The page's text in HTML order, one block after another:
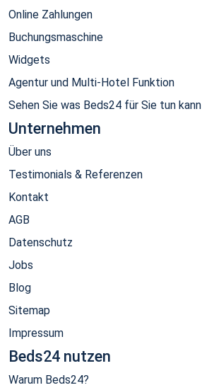
Online Zahlungen
Buchungsmaschine
Widgets
Agentur und Multi-Hotel Funktion
Sehen Sie was Beds24 für Sie tun kann
Unternehmen
Über uns
Testimonials & Referenzen
Kontakt
AGB
Datenschutz
Jobs
Blog
Sitemap
Impressum
Beds24 nutzen
Warum Beds24?